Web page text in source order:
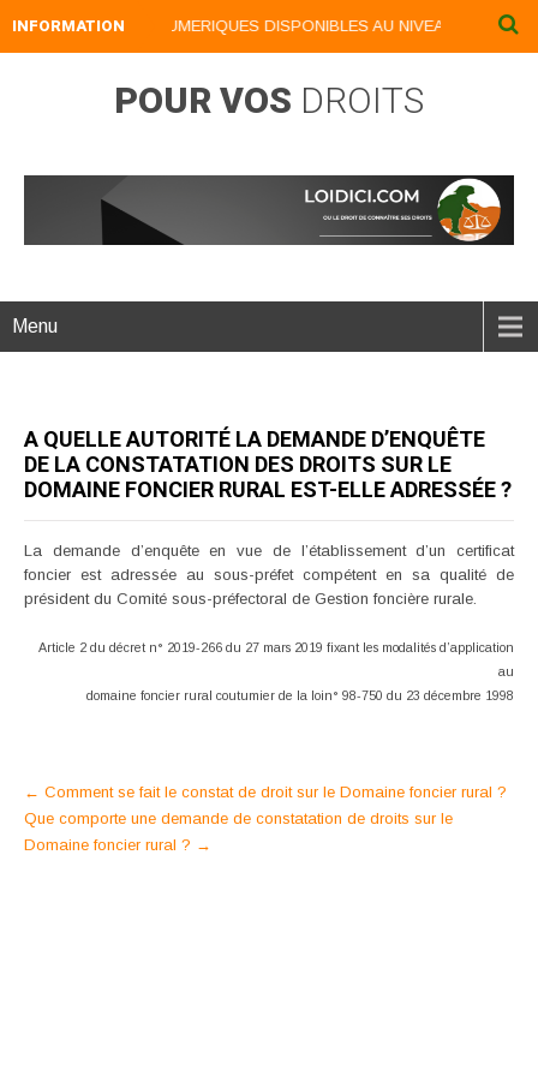
INFORMATION
NOS LIVRES NUMERIQUES DISPONIBLES AU NIVEAU DU
POUR VOS DROITS
Menu
A QUELLE AUTORITÉ LA DEMANDE D’ENQUÊTE
DE LA CONSTATATION DES DROITS SUR LE
DOMAINE FONCIER RURAL EST-ELLE ADRESSÉE ?
La demande d’enquête en vue de l’établissement d’un certificat
foncier est adressée au sous-préfet compétent en sa qualité de
président du Comité sous-préfectoral de Gestion foncière rurale.
Article 2 du décret n° 2019-266 du 27 mars 2019 fixant les modalités d’application
au
domaine foncier rural coutumier de la loin° 98-750 du 23 décembre 1998
Post
navigation
← Comment se fait le constat de droit sur le Domaine foncier rural ?
Que comporte une demande de constatation de droits sur le
Domaine foncier rural ? →